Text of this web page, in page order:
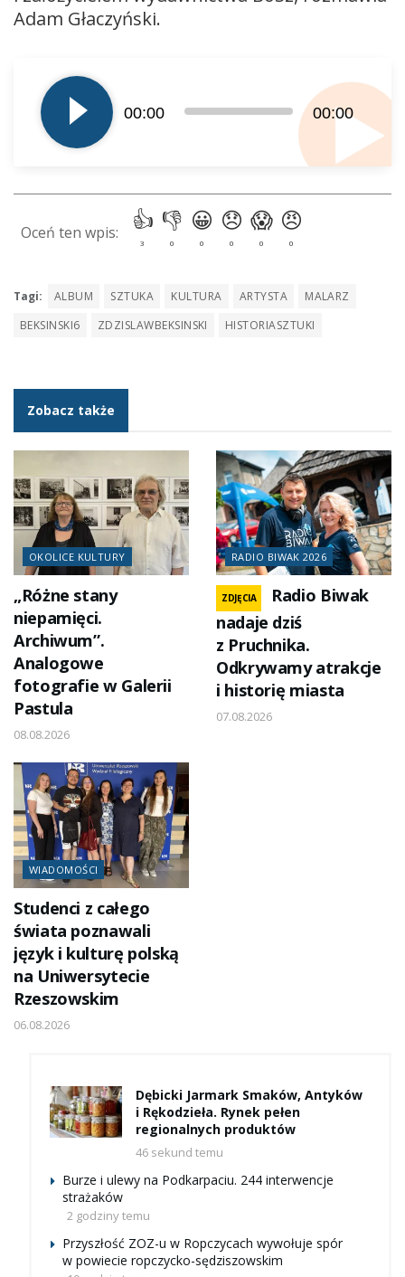
Adam Głaczyński.
plików
dźwiękowych
00:00 00:00
Tagi: ALBUM SZTUKA KULTURA ARTYSTA
MALARZ
BEKSINSKI6
ZDZISLAWBEKSINSKI HISTORIASZTUKI
Zobacz także
OKOLICE KULTURY
„Różne stany
niepamięci.
Archiwum”.
Analogowe
fotografie w Galerii
Pastula
08.08.2026
RADIO BIWAK 2026
ZDJĘCIA
Radio Biwak
nadaje dziś
z Pruchnika.
Odkrywamy atrakcje
i historię miasta
07.08.2026
WIADOMOŚCI
Studenci z całego
świata poznawali
język i kulturę polską
na Uniwersytecie
Rzeszowskim
06.08.2026
Dębicki Jarmark Smaków, Antyków
i Rękodzieła. Rynek pełen
regionalnych produktów
46 sekund temu
Burze i ulewy na Podkarpaciu. 244 interwencje
strażaków
2 godziny temu
Przyszłość ZOZ-u w Ropczycach wywołuje spór
w powiecie ropczycko-sędziszowskim